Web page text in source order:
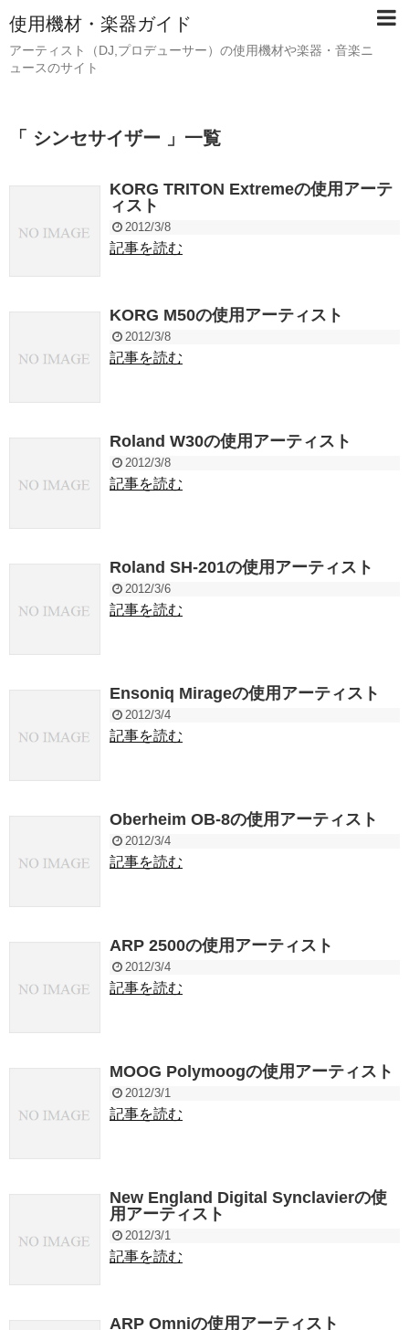
使用機材・楽器ガイド
アーティスト（DJ,プロデューサー）の使用機材や楽器・音楽ニ
ュースのサイト
「 シンセサイザー 」一覧
KORG TRITON Extremeの使用アーテ
ィスト
2012/3/8
記事を読む
KORG M50の使用アーティスト
2012/3/8
記事を読む
Roland W30の使用アーティスト
2012/3/8
記事を読む
Roland SH-201の使用アーティスト
2012/3/6
記事を読む
Ensoniq Mirageの使用アーティスト
2012/3/4
記事を読む
Oberheim OB-8の使用アーティスト
2012/3/4
記事を読む
ARP 2500の使用アーティスト
2012/3/4
記事を読む
MOOG Polymoogの使用アーティスト
2012/3/1
記事を読む
New England Digital Synclavierの使
用アーティスト
2012/3/1
記事を読む
ARP Omniの使用アーティスト